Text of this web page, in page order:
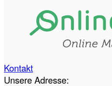
Kontakt
Unsere Adresse: